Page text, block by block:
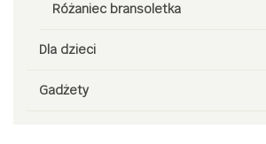
Różaniec bransoletka
Dla dzieci
Gadżety